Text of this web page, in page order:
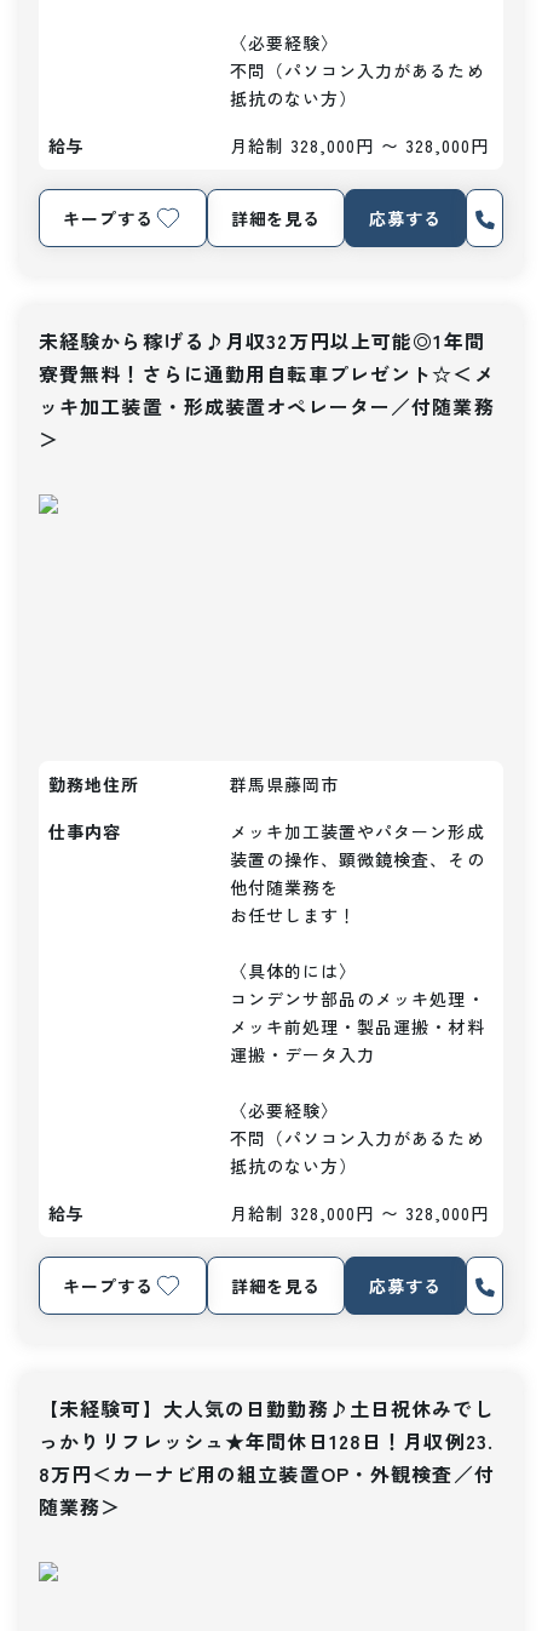
〈必要経験〉
不問（パソコン入力があるため
抵抗のない方）
給与
月給制 328,000円 〜 328,000円
キープする 詳細を見る 応募する
未経験から稼げる♪月収32万円以上可能◎1年間
寮費無料！さらに通勤用自転車プレゼント☆＜メ
ッキ加工装置・形成装置オペレーター／付随業務
＞
勤務地住所
群馬県藤岡市
仕事内容
メッキ加工装置やパターン形成
装置の操作、顕微鏡検査、その
他付随業務を
お任せします！
〈具体的には〉
コンデンサ部品のメッキ処理・
メッキ前処理・製品運搬・材料
運搬・データ入力
〈必要経験〉
不問（パソコン入力があるため
抵抗のない方）
給与
月給制 328,000円 〜 328,000円
キープする 詳細を見る 応募する
【未経験可】大人気の日勤勤務♪土日祝休みでし
っかりリフレッシュ★年間休日128日！月収例23.
8万円＜カーナビ用の組立装置OP・外観検査／付
随業務＞